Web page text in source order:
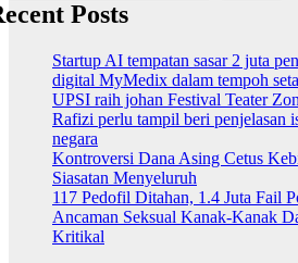
Posts
Startup AI tempatan sasar 2 juta
digital MyMedix dalam tempoh
UPSI raih johan Festival Teater
Rafizi perlu tampil beri penjelasan
negara
Kontroversi Dana Asing Cetus
Siasatan Menyeluruh
117 Pedofil Ditahan, 1.4 Juta Fail
Ancaman Seksual Kanak-Kanak
Kritikal